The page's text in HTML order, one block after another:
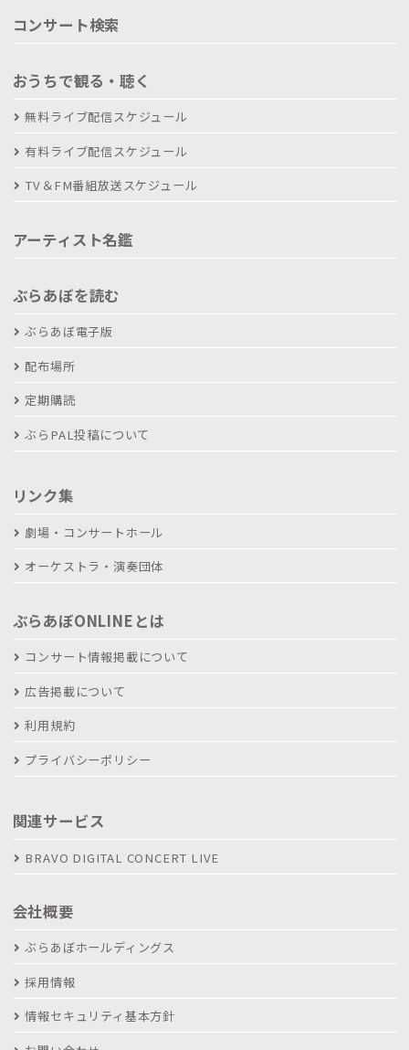
コンサート検索
おうちで観る・聴く
無料ライブ配信スケジュール
有料ライブ配信スケジュール
TV＆FM番組放送スケジュール
アーティスト名鑑
ぶらあぼを読む
ぶらあぼ電子版
配布場所
定期購読
ぶらPAL投稿について
リンク集
劇場・コンサートホール
オーケストラ・演奏団体
ぶらあぼONLINEとは
コンサート情報掲載について
広告掲載について
利用規約
プライバシーポリシー
関連サービス
BRAVO DIGITAL CONCERT LIVE
会社概要
ぶらあぼホールディングス
採用情報
情報セキュリティ基本方針